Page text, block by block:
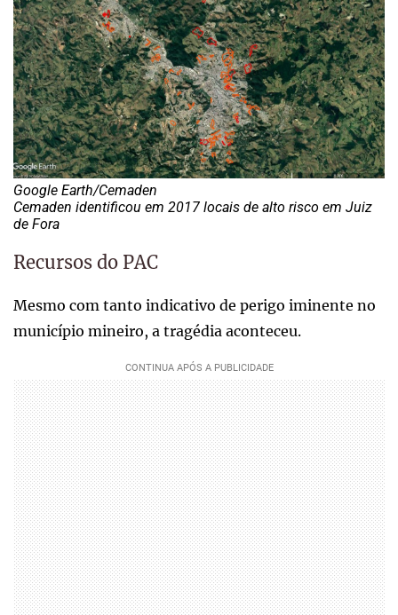
Google Earth/Cemaden
Cemaden identificou em 2017 locais de alto risco em Juiz
de Fora
Recursos do PAC
Mesmo com tanto indicativo de perigo iminente no
município mineiro, a tragédia aconteceu.